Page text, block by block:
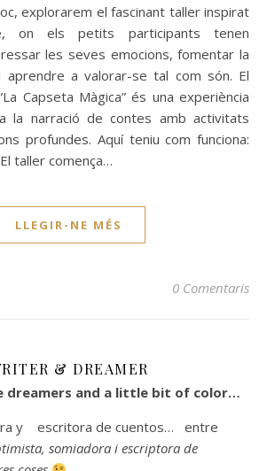
explorarem el fascinant taller inspirat
on els petits participants tenen
les seves emocions, fomentar la
aprendre a valorar-se tal com són. El
Capseta Màgica” és una experiència
la narració de contes amb activitats
profundes. Aquí teniu com funciona:
taller comença…
LLEGIR-NE MÉS
0 Comentaris
& DREAMER
dreamers and a little bit of color…
y escritora de cuentos… entre
somiadora i escriptora de